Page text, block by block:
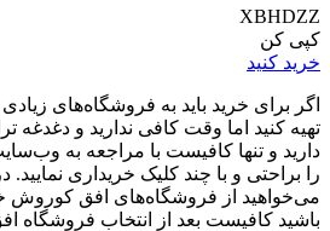
XBHDZZ
کپی کن
خرید کنید
اگر برای خرید باید به فروشگاه‌های
تهیه کنید اما وقت کافی ندارید و دغدغه
دارید‌ و تنها کافیست با مراجعه به
را براحتی و با چند کلیک خریداری
می‌خواهید از فروشگاه‌های افق کوروش
باشید کافیست بعد از انتخاب فروشگاه